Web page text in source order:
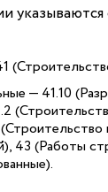
— 41.10
43 (Работы